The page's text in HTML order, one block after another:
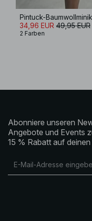
Pintuck-
34,96 EUR 49,95 EUR
2 Farben
Abonniere unseren
Angebote und Events
15 % Rabatt auf